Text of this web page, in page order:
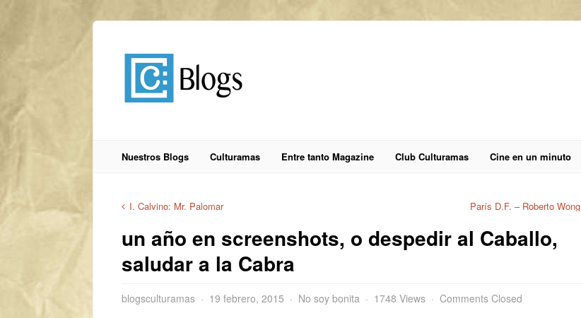
Nuestros Blogs Culturamas Entre tanto Magazine Club Culturamas Cine en un minuto
I. Calvino: Mr. Palomar París D.F. – Roberto Wong
un año en screenshots, o despedir al Caballo,
saludar a la Cabra
blogsculturamas 19 febrero, 2015 No soy bonita 1748 Views Comments Closed